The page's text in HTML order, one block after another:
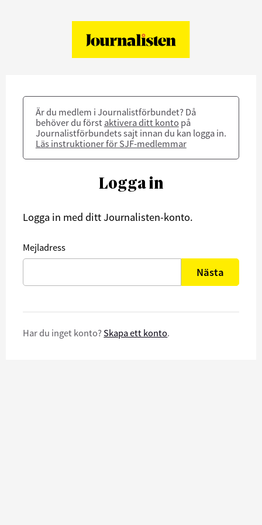
Är du medlem i Journalistförbundet? Då
behöver du först aktivera ditt konto på
Journalistförbundets sajt innan du kan logga in.
Läs instruktioner för SJF-medlemmar
Logga in
Logga in med ditt Journalisten-konto.
Mejladress
Nästa
Har du inget konto? Skapa ett konto.